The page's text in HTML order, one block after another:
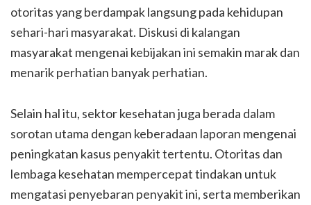
otoritas yang berdampak langsung pada kehidupan
sehari-hari masyarakat. Diskusi di kalangan
masyarakat mengenai kebijakan ini semakin marak dan
menarik perhatian banyak perhatian.
Selain hal itu, sektor kesehatan juga berada dalam
sorotan utama dengan keberadaan laporan mengenai
peningkatan kasus penyakit tertentu. Otoritas dan
lembaga kesehatan mempercepat tindakan untuk
mengatasi penyebaran penyakit ini, serta memberikan